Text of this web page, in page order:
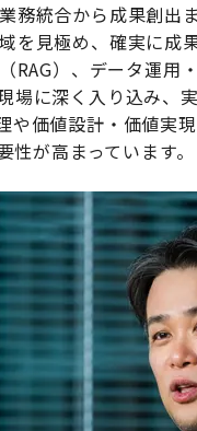
務統合から成果創出
を見極め、確実に成
RAG）、データ運用
場に深く入り込み
や価値設計・価値
が高まっています。